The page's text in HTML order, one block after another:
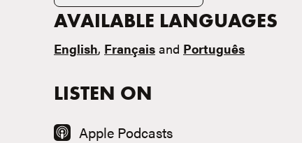
AVAILABLE LANGUAGES
English, Français and Português
LISTEN ON
Apple Podcasts